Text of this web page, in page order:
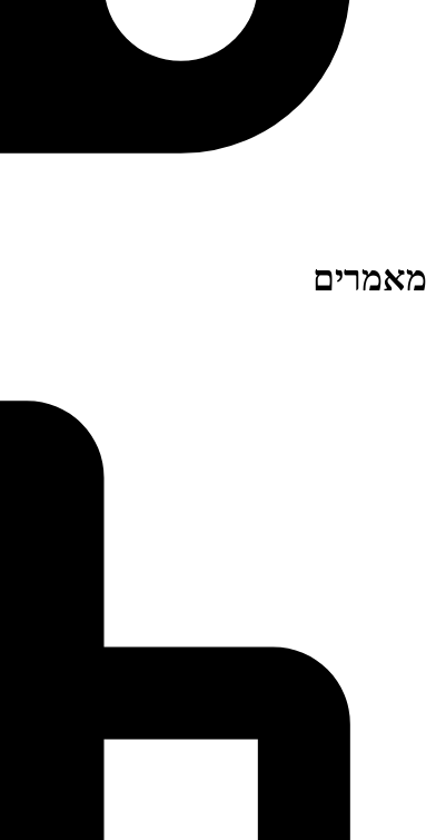
מאמרים